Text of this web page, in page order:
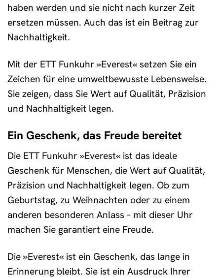
haben werden und sie nicht nach kurzer Zeit
ersetzen müssen. Auch das ist ein Beitrag zur
Nachhaltigkeit.
Mit der ETT Funkuhr »Everest« setzen Sie ein
Zeichen für eine umweltbewusste Lebensweise.
Sie zeigen, dass Sie Wert auf Qualität, Präzision
und Nachhaltigkeit legen.
Ein Geschenk, das Freude bereitet
Die ETT Funkuhr »Everest« ist das ideale
Geschenk für Menschen, die Wert auf Qualität,
Präzision und Nachhaltigkeit legen. Ob zum
Geburtstag, zu Weihnachten oder zu einem
anderen besonderen Anlass – mit dieser Uhr
machen Sie garantiert eine Freude.
Die »Everest« ist ein Geschenk, das lange in
Erinnerung bleibt. Sie ist ein Ausdruck Ihrer